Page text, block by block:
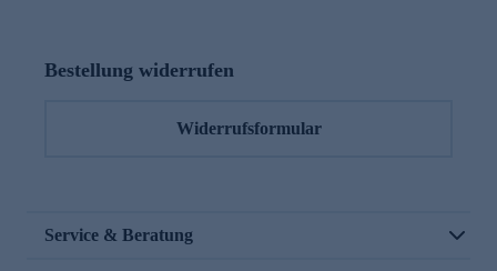
Bestellung widerrufen
Widerrufsformular
Service & Beratung